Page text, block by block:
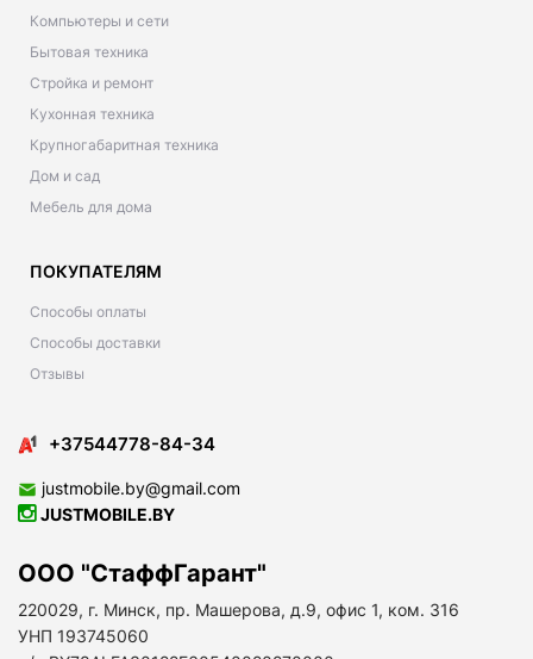
Компьютеры и сети
Бытовая техника
Стройка и ремонт
Кухонная техника
Крупногабаритная техника
Дом и сад
Мебель для дома
ПОКУПАТЕЛЯМ
Способы оплаты
Способы доставки
Отзывы
+37544778-84-34
justmobile.by@gmail.com
JUSTMOBILE.BY
ООО "СтаффГарант"
220029, г. Минск, пр. Машерова, д.9, офис 1, ком. 316
УНП 193745060